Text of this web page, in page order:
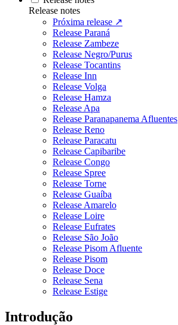
Release notes
Próxima release ↗
Release Paraná
Release Zambeze
Release Negro/Purus
Release Tocantins
Release Inn
Release Volga
Release Hamza
Release Apa
Release Paranapanema Afluentes
Release Reno
Release Paracatu
Release Capibaribe
Release Congo
Release Spree
Release Torne
Release Guaíba
Release Amarelo
Release Loire
Release Eufrates
Release São João
Release Pisom Afluente
Release Pisom
Release Doce
Release Sena
Release Estige
Introdução